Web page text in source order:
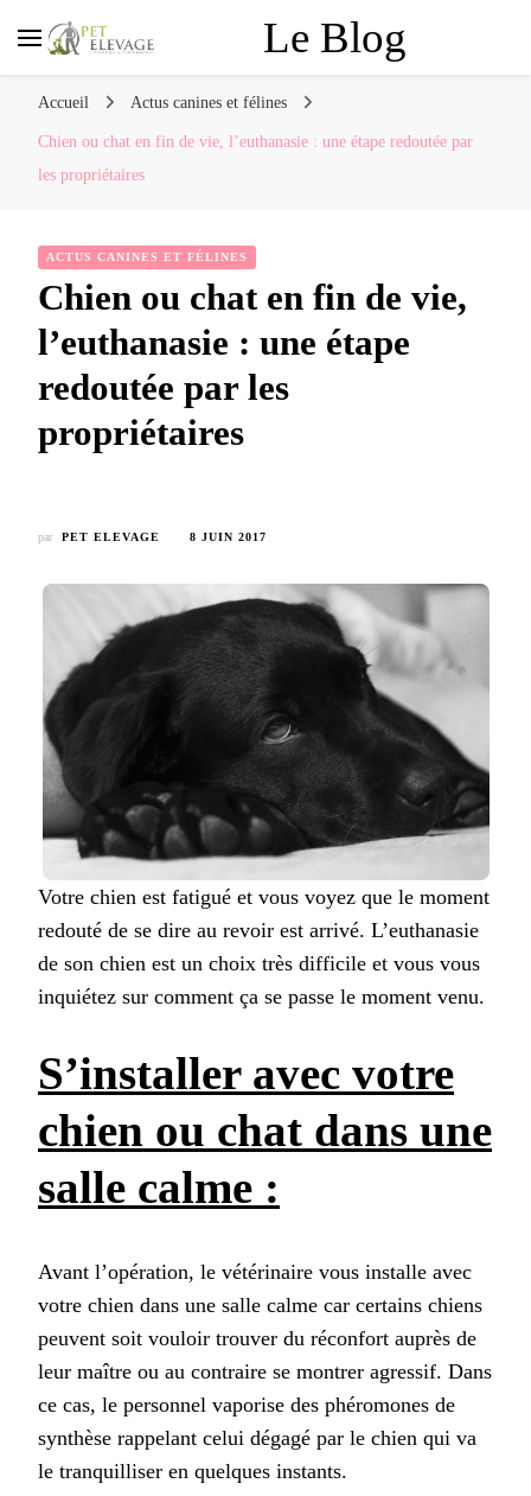
Le Blog
Accueil Actus canines et félines
Chien ou chat en fin de vie, l’euthanasie : une étape redoutée par
les propriétaires
ACTUS CANINES ET FÉLINES
Chien ou chat en fin de vie,
l’euthanasie : une étape
redoutée par les
propriétaires
par PET ELEVAGE 8 JUIN 2017
Votre chien est fatigué et vous voyez que le moment
redouté de se dire au revoir est arrivé. L’euthanasie
de son chien est un choix très difficile et vous vous
inquiétez sur comment ça se passe le moment venu.
S’installer avec votre
chien ou chat dans une
salle calme :
Avant l’opération, le vétérinaire vous installe avec
votre chien dans une salle calme car certains chiens
peuvent soit vouloir trouver du réconfort auprès de
leur maître ou au contraire se montrer agressif. Dans
ce cas, le personnel vaporise des phéromones de
synthèse rappelant celui dégagé par le chien qui va
le tranquilliser en quelques instants.